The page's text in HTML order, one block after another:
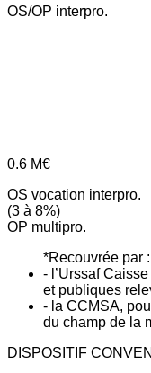
OS/OP interpro.
0.6 M€
OS vocation interpro.
(3 à 8%)
OP multipro.
*Recouvrée par :
- l’Urssaf
et publiques
- la CCMSA,
du champ de la
DISPOSITIF